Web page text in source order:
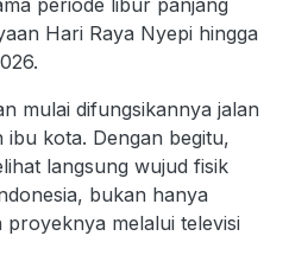
Hari Raya Nyepi hingga
mulai difungsikannya jalan
kota. Dengan begitu,
langsung wujud fisik
bukan hanya
melalui televisi